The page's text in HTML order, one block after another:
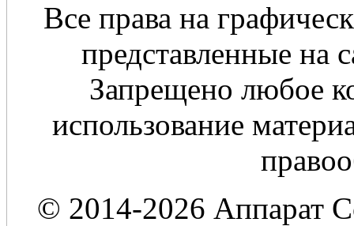
Все права на
представленные на
Запрещено любое
использование
© 2014-2026 Аппарат